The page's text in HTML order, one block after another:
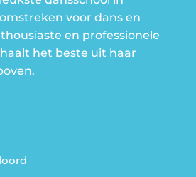
voor dans en
en professionele
het beste uit haar